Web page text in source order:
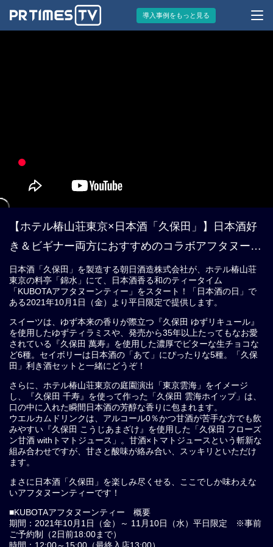
導入事例をもっと見る
【ホテル椿山荘東京×日本酒「久保田」】日本酒好
き＆ビギナー両方におすすめのコラボアフタヌーン
ティー 10/1より提供開始！
日本酒「久保田」を製造する朝日酒造株式会社が、ホテル椿山荘
東京の料亭「錦水」にて、日本酒香る和のティータイム
「KUBOTAアフタヌーンティー」をスタート！「日本酒の日」で
ある2021年10月1日（金）より平日限定で提供します。
スイーツは、ゆず本来の香りが際立つ『久保田 ゆずリキュール』
を使用したゆずティラミスや、発売から35年以上たってもなお愛
されている『久保田 萬寿』を使用した濃厚でビターな生チョコな
ど6種。セイボリーは日本酒の「あて」にぴったりな5種。「久保
田」利き酒セットと一緒にどうぞ！
さらに、ホテル椿山荘東京の庭園演出「東京雲海」をイメージ
し、『久保田 千寿』を使って作った「久保田 雲海ホイップ」は、
口の中に入れた瞬間日本酒の芳醇な香りに包まれます。
ウエルカムドリンクは、アルコール0％かつ甘酒が苦手な方でも飲
みやすい『久保田 こうじあまざけ』を使用した「久保田 フローズ
ン甘酒 withトマトジュース」。甘酒×トマトジュースという斬新な
組み合わせですが、甘さと酸味が絡み合い、スッキリといただけ
ます。
まさに日本酒「久保田」を楽しみ尽くせる、ここでしか味わえな
いアフタヌーンティーです！
■KUBOTAアフタヌーンティー 概要
期間：2021年10月1日（金）～ 11月10日（水）平日限定 ※事前
ご予約制（2日前18:00まで）